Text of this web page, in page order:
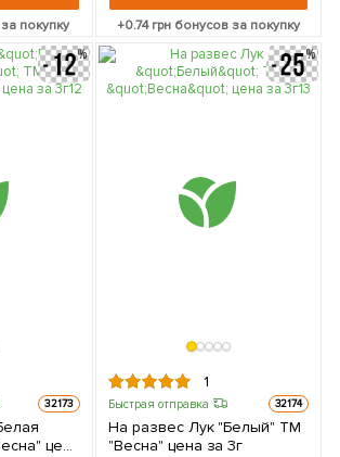
покупку +0.74грн бонусов за покупку
32173
цена
1
Быстрая отправка 32174
На развес Лук "Белый" ТМ
"Весна" цена за 3г